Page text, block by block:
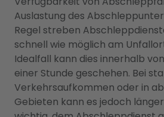
Auslastung des
Regel streben
schnell wie möglich am
Idealfall kann dies innerhalb
einer Stunde geschehen. Bei
Verkehrsaufkommen oder in
Gebieten kann es jedoch